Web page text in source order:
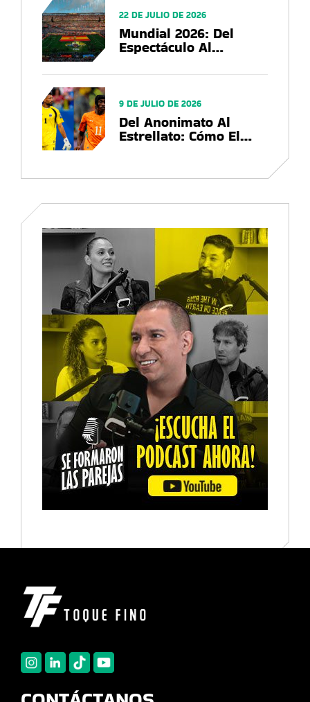
Mundial 2026: Del
Espectáculo Al
Que Deja La Copa Del
22 DE JULIO DE 2026
Del Anonimato Al
Estrellato: Cómo El
En Marcas Globales
9 DE JULIO DE 2026